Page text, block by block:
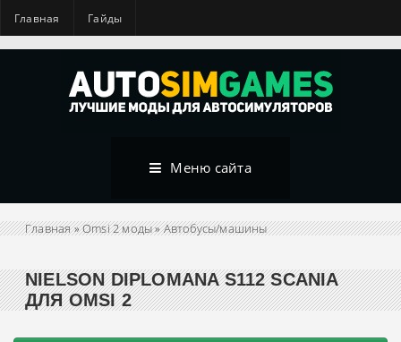
Главная Гайды
Меню сайта
Главная»Omsi 2 моды»Автобусы/машины
NIELSON DIPLOMANA S112 SCANIA
ДЛЯ OMSI 2